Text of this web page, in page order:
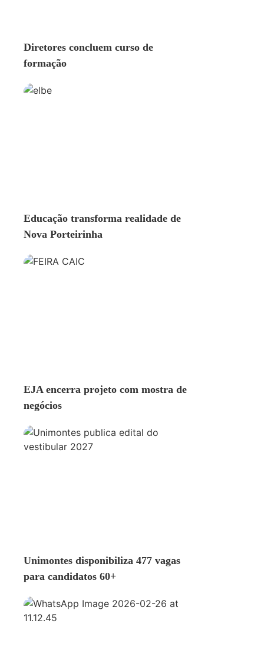
Diretores concluem curso de
formação
Educação transforma realidade de
Nova Porteirinha
EJA encerra projeto com mostra de
negócios
Unimontes disponibiliza 477 vagas
para candidatos 60+